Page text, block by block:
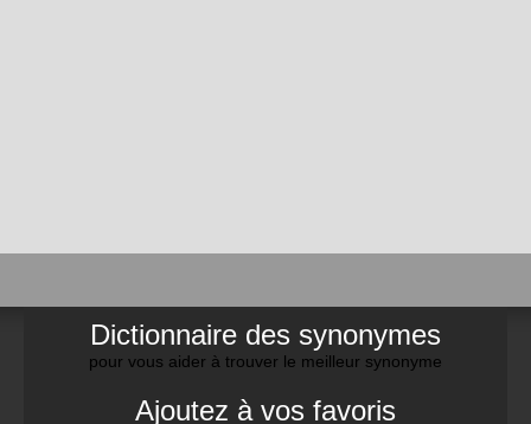
Dictionnaire des synonymes
pour vous aider à trouver le meilleur synonyme
Ajoutez à vos favoris